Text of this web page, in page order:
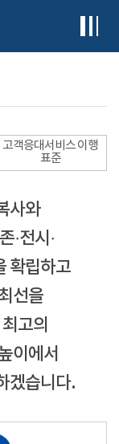
고객응대서비스 이행
표준
사와
·전시·
확립하고
선을
고의
이에서
겠습니다.